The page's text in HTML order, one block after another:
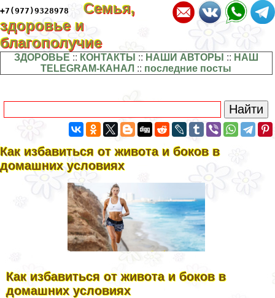
+7(977)9328978
Семья,
здоровье и
благополучие
ЗДОРОВЬЕ :: КОНТАКТЫ :: НАШИ АВТОРЫ :: НАШ
TELEGRAM-КАНАЛ :: последние посты
Как избавиться от живота и боков в
домашних условиях
Как избавиться от живота и боков в
домашних условиях